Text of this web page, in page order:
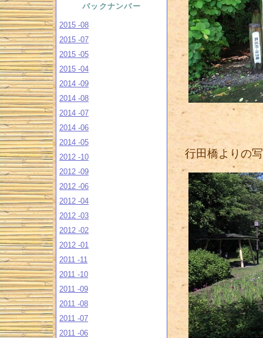
バックナンバー
2015 -08
2015 -07
2015 -05
2015 -04
2014 -09
2014 -08
2014 -07
2014 -06
2014 -05
2012 -10
2012 -09
2012 -06
2012 -04
2012 -03
2012 -02
2012 -01
2011 -11
2011 -10
2011 -09
2011 -08
2011 -07
2011 -06
行田橋よりの